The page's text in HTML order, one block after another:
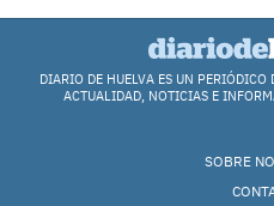
DIARIO DE HUELVA ES UN
ACTUALIDAD, NOTICIAS E
SOBRE